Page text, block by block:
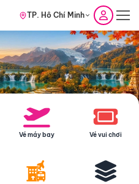
TP. Hồ Chí Minh
Vé máy bay Vé vui chơi